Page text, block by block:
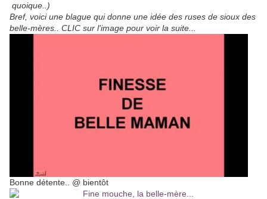
quoique..)
Bref, voici une blague qui donne une idée des ruses de sioux des
belle-mères.. CLIC sur l'image pour voir la suite...
Bonne détente.. @ bientôt